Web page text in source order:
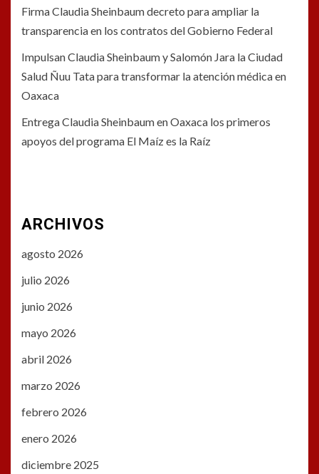
Firma Claudia Sheinbaum decreto para ampliar la
transparencia en los contratos del Gobierno Federal
Impulsan Claudia Sheinbaum y Salomón Jara la Ciudad
Salud Ñuu Tata para transformar la atención médica en
Oaxaca
Entrega Claudia Sheinbaum en Oaxaca los primeros
apoyos del programa El Maíz es la Raíz
ARCHIVOS
agosto 2026
julio 2026
junio 2026
mayo 2026
abril 2026
marzo 2026
febrero 2026
enero 2026
diciembre 2025